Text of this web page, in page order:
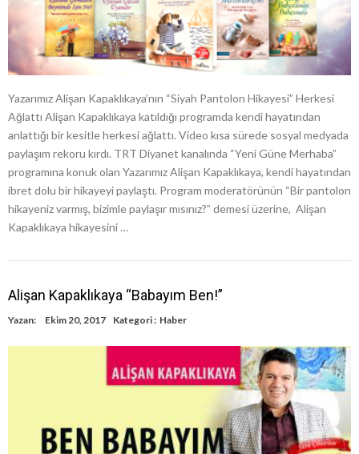
Yazarımız Alişan Kapaklıkaya’nın “Siyah Pantolon Hikayesi” Herkesi
Ağlattı Alişan Kapaklıkaya katıldığı programda kendi hayatından
anlattığı bir kesitle herkesi ağlattı. Video kısa sürede sosyal medyada
paylaşım rekoru kırdı. TRT Diyanet kanalında “Yeni Güne Merhaba”
programına konuk olan Yazarımız Alişan Kapaklıkaya, kendi hayatından
ibret dolu bir hikayeyi paylaştı. Program moderatörünün “Bir pantolon
hikayeniz varmış, bizimle paylaşır mısınız?” demesi üzerine, Alişan
Kapaklıkaya hikayesini …
Alişan Kapaklıkaya “Babayım Ben!”
Yazan: Ekim 20, 2017 Kategori : Haber